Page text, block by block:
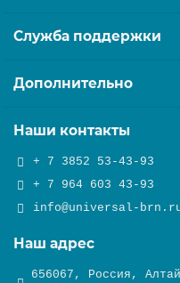
Служба поддержки
Дополнительно
Наши контакты
+ 7 3852 53-43-93
+ 7 964 603 43-93
info@universal-
Наш адрес
656067, Россия,